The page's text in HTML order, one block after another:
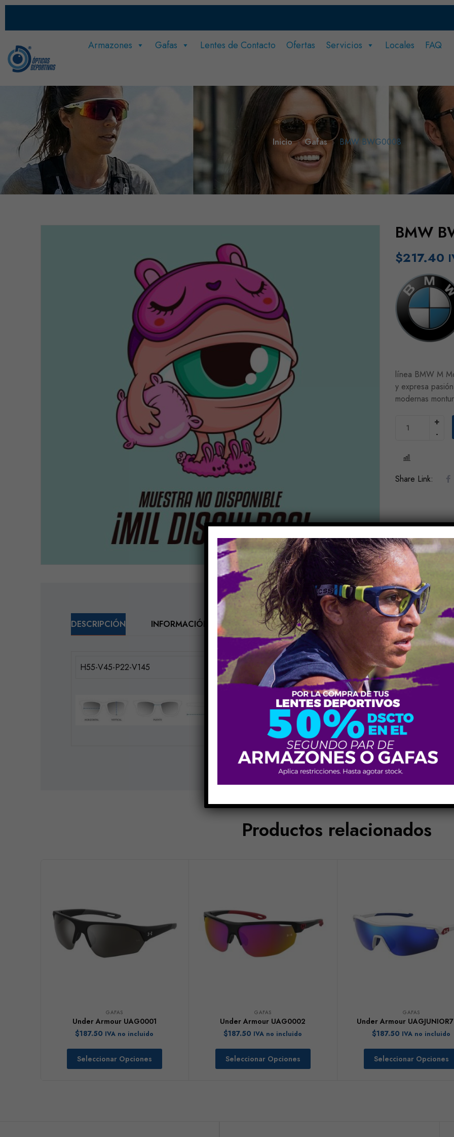
Armazones Gafas Lentes de Contacto Ofertas Servicios Locales FAQ
Inicio Gafas BMW BWG0008
BMW
$217.40
línea BMW M
y expresa
modernas
Share Link:
DESCRIPCIÓN INFORMACIÓN ADICIONAL
H55-V45-P22-V145
Productos relacionados
GAFAS
Under Armour UAG0001
$187.50 IVA no incluido
Seleccionar Opciones
GAFAS
Under Armour UAG0002
$187.50 IVA no incluido
Seleccionar Opciones
GAFAS
Under Armour
$187.50 IVA no incluido
Seleccionar Opciones